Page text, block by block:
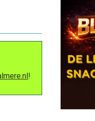
!